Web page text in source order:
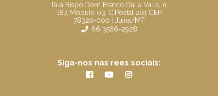
Rua Bispo Dom Franco Dalla Valle, n
187, Módulo 03, C.Postal 201 CEP
78320-000 | Juína/MT
66 3566-2928
Siga-nos nas rees sociais: